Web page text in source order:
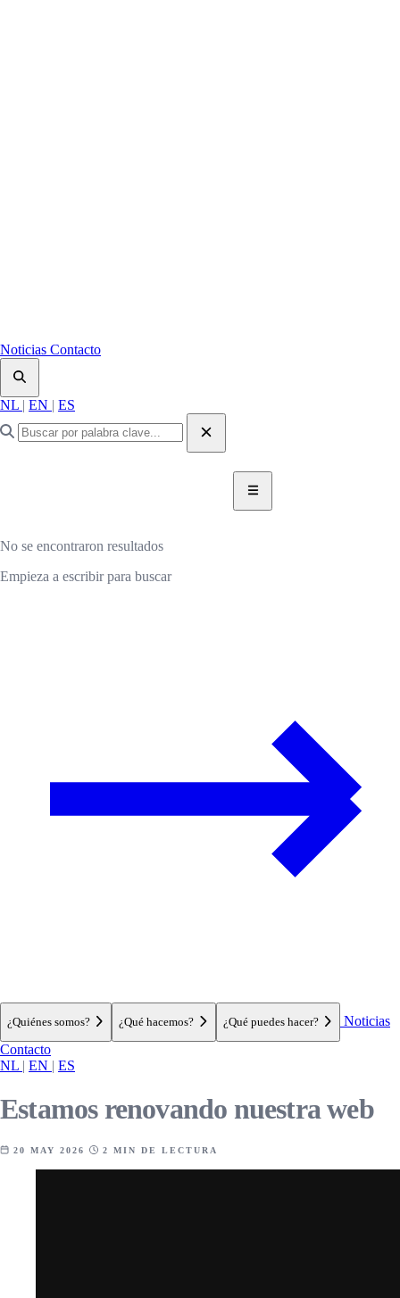
Noticias Contacto
NL | EN | ES
No se encontraron resultados
Empieza a escribir para buscar
¿Quiénes somos? ¿Qué hacemos? ¿Qué puedes hacer?
Noticias
Contacto
NL | EN | ES
Estamos renovando nuestra web
20 MAY 2026 2 MIN DE LECTURA